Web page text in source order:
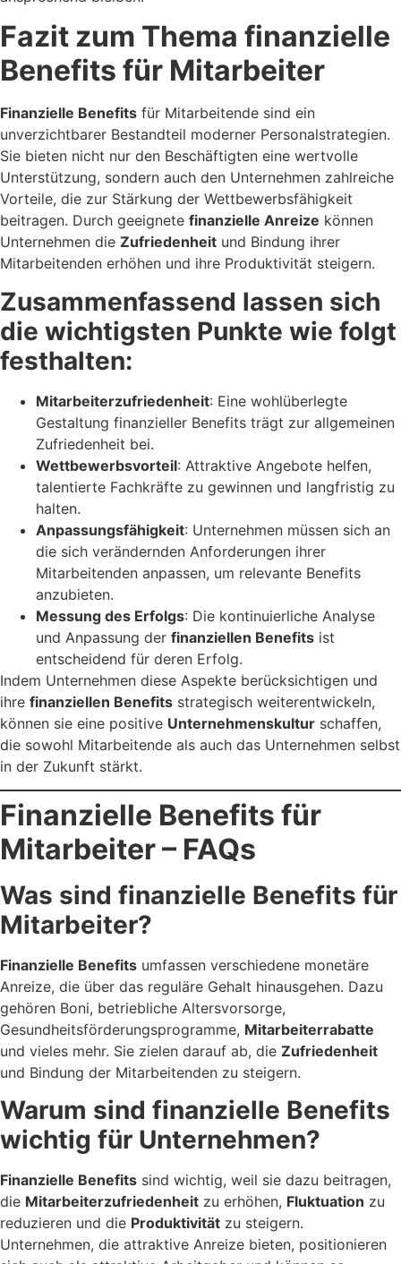
Fazit zum Thema finanzielle
Benefits für Mitarbeiter
Finanzielle Benefits für Mitarbeitende sind ein
unverzichtbarer Bestandteil moderner Personalstrategien.
Sie bieten nicht nur den Beschäftigten eine wertvolle
Unterstützung, sondern auch den Unternehmen zahlreiche
Vorteile, die zur Stärkung der Wettbewerbsfähigkeit
beitragen. Durch geeignete finanzielle Anreize können
Unternehmen die Zufriedenheit und Bindung ihrer
Mitarbeitenden erhöhen und ihre Produktivität steigern.
Zusammenfassend lassen sich
die wichtigsten Punkte wie folgt
festhalten:
Mitarbeiterzufriedenheit: Eine wohlüberlegte
Gestaltung finanzieller Benefits trägt zur allgemeinen
Zufriedenheit bei.
Wettbewerbsvorteil: Attraktive Angebote helfen,
talentierte Fachkräfte zu gewinnen und langfristig zu
halten.
Anpassungsfähigkeit: Unternehmen müssen sich an
die sich verändernden Anforderungen ihrer
Mitarbeitenden anpassen, um relevante Benefits
anzubieten.
Messung des Erfolgs: Die kontinuierliche Analyse
und Anpassung der finanziellen Benefits ist
entscheidend für deren Erfolg.
Indem Unternehmen diese Aspekte berücksichtigen und
ihre finanziellen Benefits strategisch weiterentwickeln,
können sie eine positive Unternehmenskultur schaffen,
die sowohl Mitarbeitende als auch das Unternehmen selbst
in der Zukunft stärkt.
Finanzielle Benefits für
Mitarbeiter – FAQs
Was sind finanzielle Benefits für
Mitarbeiter?
Finanzielle Benefits umfassen verschiedene monetäre
Anreize, die über das reguläre Gehalt hinausgehen. Dazu
gehören Boni, betriebliche Altersvorsorge,
Gesundheitsförderungsprogramme, Mitarbeiterrabatte
und vieles mehr. Sie zielen darauf ab, die Zufriedenheit
und Bindung der Mitarbeitenden zu steigern.
Warum sind finanzielle Benefits
wichtig für Unternehmen?
Finanzielle Benefits sind wichtig, weil sie dazu beitragen,
die Mitarbeiterzufriedenheit zu erhöhen, Fluktuation zu
reduzieren und die Produktivität zu steigern.
Unternehmen, die attraktive Anreize bieten, positionieren